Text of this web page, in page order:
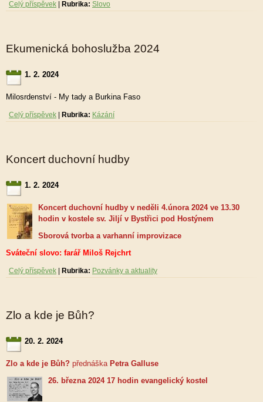
Celý příspěvek Rubrika: Slovo
Ekumenická bohoslužba 2024
1. 2. 2024
Milosrdenství - My tady a Burkina Faso
Celý příspěvek Rubrika: Kázání
Koncert duchovní hudby
1. 2. 2024
Koncert duchovní hudby v neděli 4.února 2024 ve 13.30
hodin v kostele sv. Jiljí v Bystřici pod Hostýnem
Sborová tvorba a varhanní improvizace
Sváteční slovo: farář Miloš Rejchrt
Celý příspěvek Rubrika: Pozvánky a aktuality
Zlo a kde je Bůh?
20. 2. 2024
Zlo a kde je Bůh? přednáška Petra Galluse
26. března 2024 17 hodin evangelický kostel